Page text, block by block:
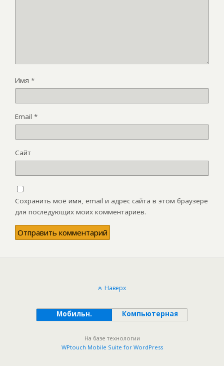
Имя *
Email *
Сайт
Сохранить моё имя, email и адрес сайта в этом браузере
для последующих моих комментариев.
Наверх
Мобильн. Компьютерная
На базе технологии
WPtouch Mobile Suite for WordPress